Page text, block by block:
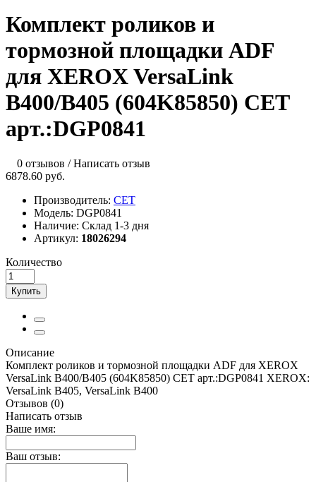
Комплект роликов и
тормозной площадки ADF
для XEROX VersaLink
B400/B405 (604K85850) CET
арт.:DGP0841
0 отзывов /Написать отзыв
6878.60 руб.
Производитель: CET
Модель: DGP0841
Наличие: Склад 1-3 дня
Артикул: 18026294
Количество
Купить
Описание
Комплект роликов и тормозной площадки ADF для XEROX
VersaLink B400/B405 (604K85850) CET арт.:DGP0841 XEROX:
VersaLink B405, VersaLink B400
Отзывов (0)
Написать отзыв
Ваше имя:
Ваш отзыв: